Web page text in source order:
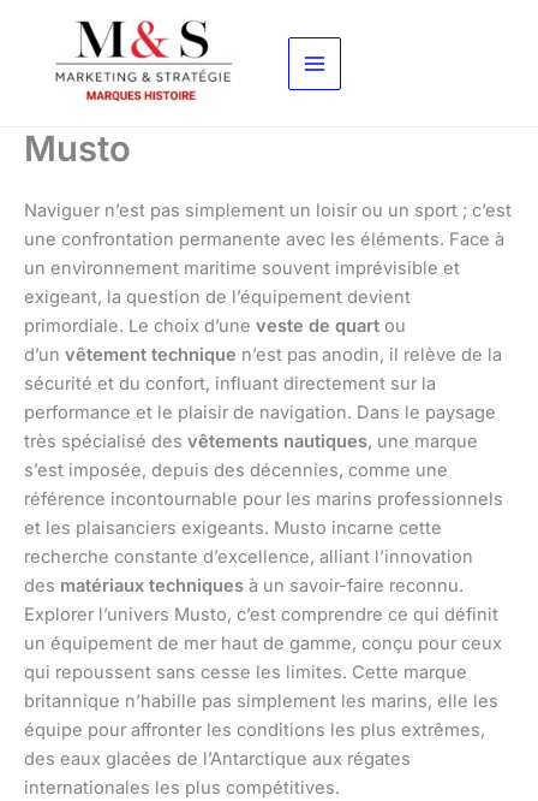
contenu
Musto
Naviguer n’est pas simplement un loisir ou un sport ; c’est
une confrontation permanente avec les éléments. Face à
un environnement maritime souvent imprévisible et
exigeant, la question de l’équipement devient
primordiale. Le choix d’une veste de quart ou
d’un vêtement technique n’est pas anodin, il relève de la
sécurité et du confort, influant directement sur la
performance et le plaisir de navigation. Dans le paysage
très spécialisé des vêtements nautiques, une marque
s’est imposée, depuis des décennies, comme une
référence incontournable pour les marins professionnels
et les plaisanciers exigeants. Musto incarne cette
recherche constante d’excellence, alliant l’innovation
des matériaux techniques à un savoir-faire reconnu.
Explorer l’univers Musto, c’est comprendre ce qui définit
un équipement de mer haut de gamme, conçu pour ceux
qui repoussent sans cesse les limites. Cette marque
britannique n’habille pas simplement les marins, elle les
équipe pour affronter les conditions les plus extrêmes,
des eaux glacées de l’Antarctique aux régates
internationales les plus compétitives.